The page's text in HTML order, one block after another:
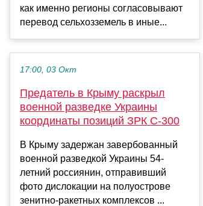
как именно регионы согласовывают
перевод сельхозземель в иные...
17:00, 03 Окт
Предатель в Крыму раскрыл
военной разведке Украины
координаты позиций ЗРК С-300
В Крыму задержан завербованный
военной разведкой Украины 54-
летний россиянин, отправивший
фото дислокации на полуострове
зенитно-ракетных комплексов ...